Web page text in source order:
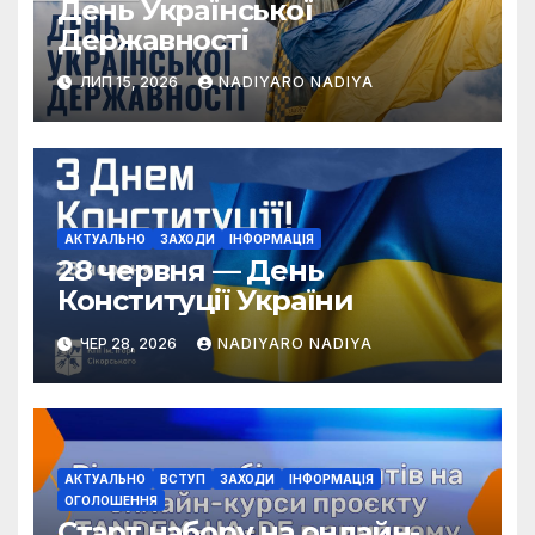
День Української
Державності
ЛИП 15, 2026 NADIYARO NADIYA
АКТУАЛЬНО ЗАХОДИ ІНФОРМАЦІЯ
28 червня — День
Конституції України
ЧЕР 28, 2026 NADIYARO NADIYA
АКТУАЛЬНО ВСТУП ЗАХОДИ
ІНФОРМАЦІЯ
ОГОЛОШЕННЯ